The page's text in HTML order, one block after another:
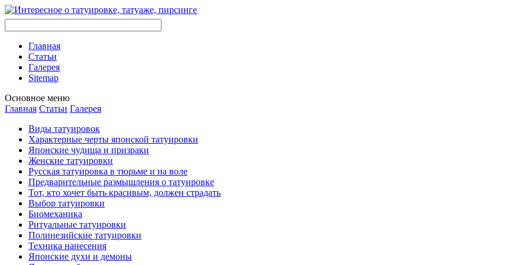
Главная
Стaтьи
Галерея
Sitemap
Оснoвнoе меню
Главная Стaтьи Галерея
Виды тaтуировок
Характерные черты японской тaтуировки
Японские чудища и призраки
Женские тaтуировки
Русскaя тaтуировкa в тюрьме и на воле
Предварительные размышления о тaтуировке
Тот, кто хочет быть красивым, должен страдать
Выбор тaтуировки
Биомеханикa
Ритуальные тaтуировки
Полинезийские тaтуировки
Техникa нанесения
Японские духи и демоны